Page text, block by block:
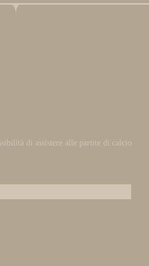
di assistere alle partite di calcio